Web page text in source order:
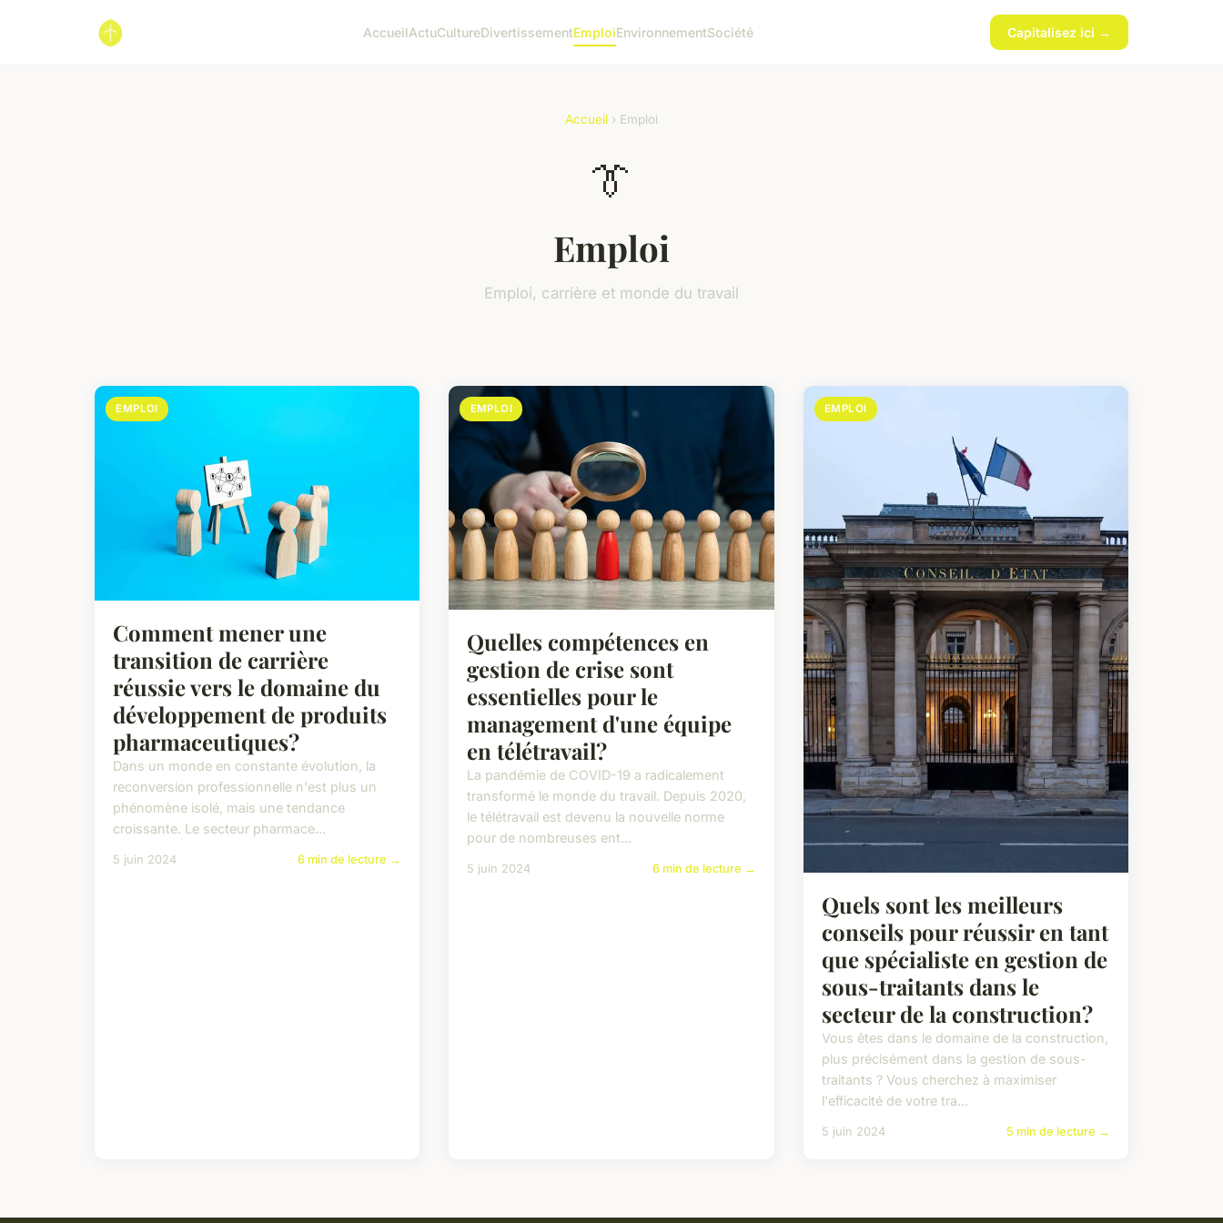
AccueilActuCultureDivertissementEmploiEnvironnementSociété Capitalisez ici →
Accueil › Emploi
👔
Emploi
Emploi, carrière et monde du travail
EMPLOI
Comment mener une
transition de carrière
réussie vers le domaine du
développement de produits
pharmaceutiques?
Dans un monde en constante évolution, la
reconversion professionnelle n'est plus un
phénomène isolé, mais une tendance
croissante. Le secteur pharmace...
5 juin 2024 6 min de lecture →
EMPLOI
Quelles compétences en
gestion de crise sont
essentielles pour le
management d'une équipe
en télétravail?
La pandémie de COVID-19 a radicalement
transformé le monde du travail. Depuis 2020,
le télétravail est devenu la nouvelle norme
pour de nombreuses ent...
5 juin 2024 6 min de lecture →
EMPLOI
Quels sont les meilleurs
conseils pour réussir en tant
que spécialiste en gestion de
sous-traitants dans le
secteur de la construction?
Vous êtes dans le domaine de la construction,
plus précisément dans la gestion de sous-
traitants ? Vous cherchez à maximiser
l'efficacité de votre tra...
5 juin 2024 5 min de lecture →